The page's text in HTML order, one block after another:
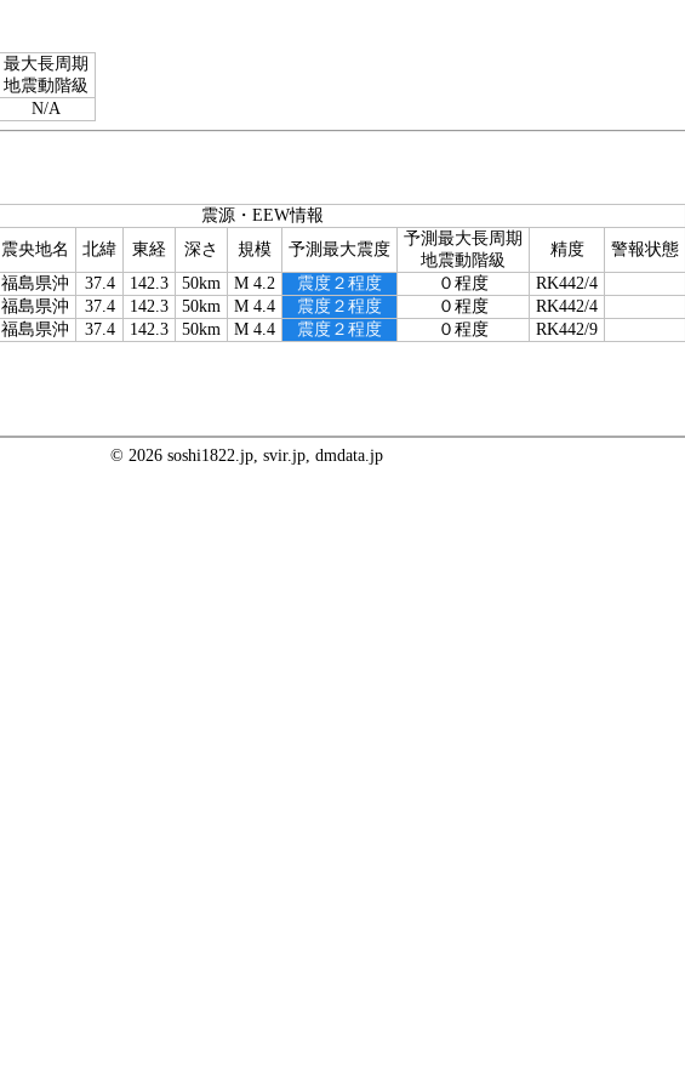
最大長周期
地震動階級
N/A
震源・EEW情報
震央地名 北緯 東経 深さ 規模 予測最大震度
予測最大長周期
地震動階級
精度
警報状態
福島県沖 37.4 142.3 50km M 4.2 震度２程度 ０程度
RK442/4
福島県沖 37.4 142.3 50km M 4.4 震度２程度 ０程度
RK442/4
福島県沖 37.4 142.3 50km M 4.4 震度２程度 ０程度 RK442/9
© 2026 soshi1822.jp, svir.jp, dmdata.jp